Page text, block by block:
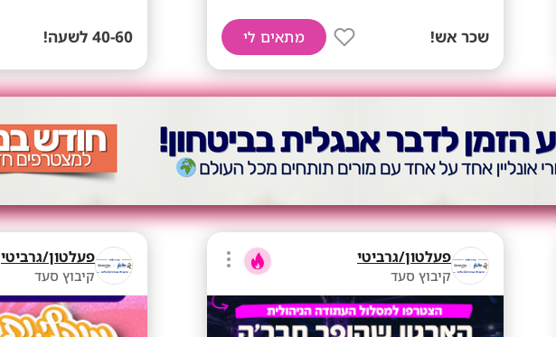
שכר אש! מתאים לי 40-60 לשעה!
פעלטון/גרביטי
קיבוץ סעד
פעלטון/גרביטי
קיבוץ סעד